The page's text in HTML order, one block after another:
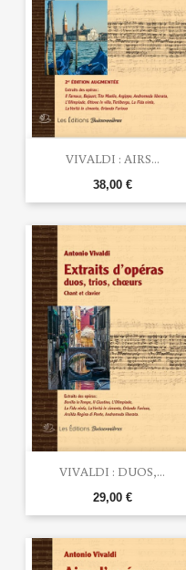
VIVALDI : AIRS...
38,00 €
VIVALDI : DUOS,...
29,00 €